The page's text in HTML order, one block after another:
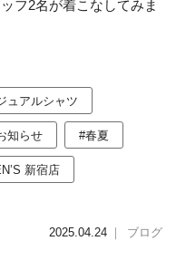
フ2名が着こなしてみま
ュアルシャツ
知らせ #春夏
新宿店
2025.04.24 ｜ ブログ